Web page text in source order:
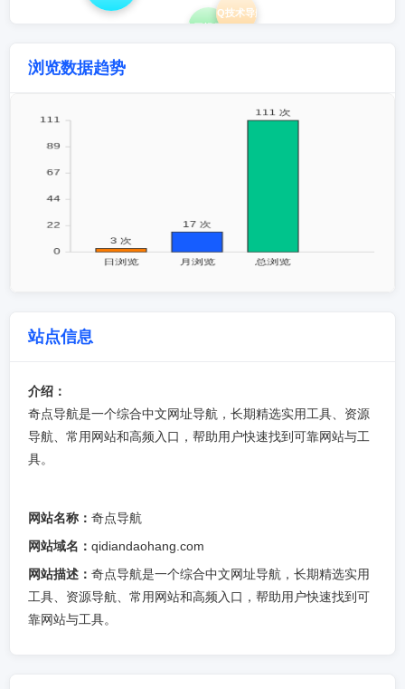
QQ技术导航
小刀娱乐网
浏览数据趋势
站点信息
介绍：
奇点导航是一个综合中文网址导航，长期精选实用工具、资源
导航、常用网站和高频入口，帮助用户快速找到可靠网站与工
具。
网站名称： 奇点导航
网站域名： qidiandaohang.com
网站描述： 奇点导航是一个综合中文网址导航，长期精选实用
工具、资源导航、常用网站和高频入口，帮助用户快速找到可
靠网站与工具。